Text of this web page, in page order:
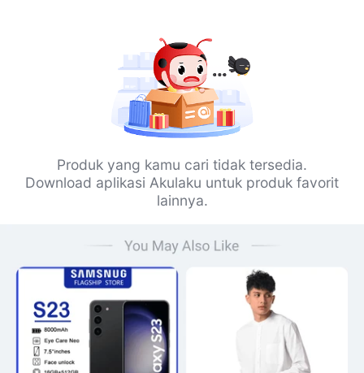
Produk yang kamu cari tidak tersedia.
Download aplikasi Akulaku untuk produk favorit
lainnya.